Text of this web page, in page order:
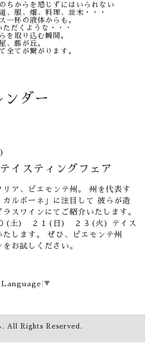
ちからを感じずにはいられない
、服、畑、料理、並木・・・
一杯の液体からも。
だくような・・・
を取り込む瞬間。
、藤が丘。
全てが繋がります。
ンダー
イスティングフェア
ア、ピエモンテ州。 州を代表す
ルボーネ」に注目して 彼らが造
スワインにてご紹介いたします。
(土) ２１(日) ２３(火) テイス
します。 ぜひ、ピエモンテ州
お試しください。
▼
. All Rights Reserved.